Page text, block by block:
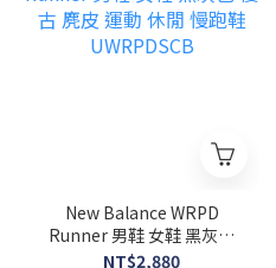
New Balance WRPD
Runner 男鞋 女鞋 黑灰色
復古 麂皮 運動 休閒 慢跑鞋
NT$2,880